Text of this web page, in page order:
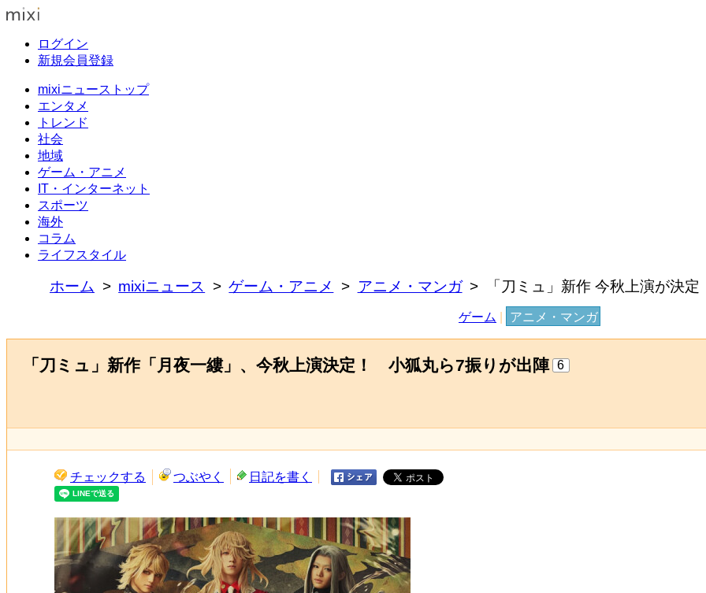
ログイン
新規会員登録
mixiニューストップ
エンタメ
トレンド
社会
地域
ゲーム・アニメ
IT・インターネット
スポーツ
海外
コラム
ライフスタイル
ホーム mixiニュース ゲーム・アニメ アニメ・マンガ 「刀ミュ」新作 今秋上演が決定
ゲーム アニメ・マンガ
「刀ミュ」新作「月夜一縷」、今秋上演決定！ 小狐丸ら7振りが出陣 6
チェックする つぶやく 日記を書く